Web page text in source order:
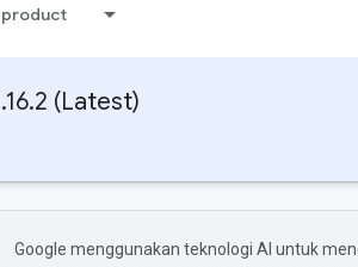
(Latest)
Google menggunakan teknologi AI untuk